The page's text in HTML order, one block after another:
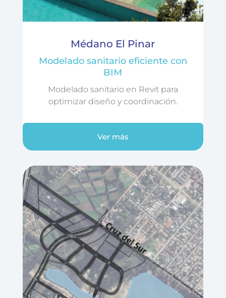
Médano El Pinar
Modelado sanitario eficiente con
BIM
Modelado sanitario en Revit para
optimizar diseño y coordinación.
Ver más